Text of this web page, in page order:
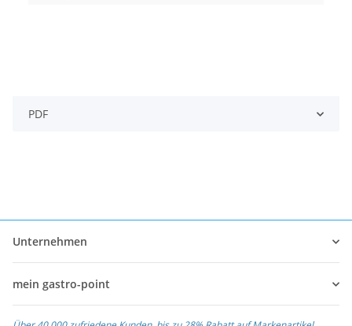
PDF
Unternehmen
mein gastro-point